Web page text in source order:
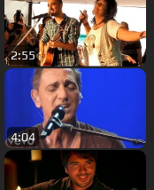
2:55
4:04